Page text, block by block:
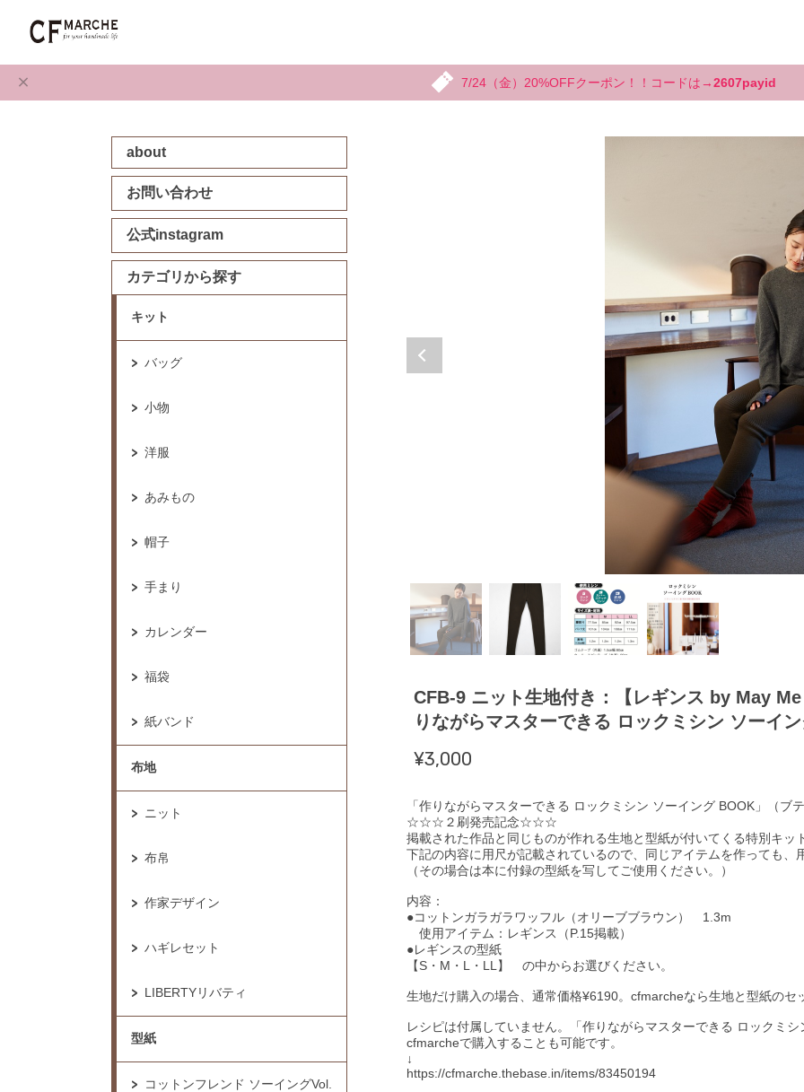
7/24（金）20%OFFクーポン！！コードは→2607payid
about
お問い合わせ
公式instagram
カテゴリから探す
キット
バッグ
小物
洋服
あみもの
帽子
手まり
カレンダー
福袋
紙バンド
布地
ニット
布帛
作家デザイン
ハギレセット
LIBERTYリバティ
型紙
コットンフレンド ソーイングVol.
CFB-9 ニット生地付き：【レギンス by May
りながらマスターできる ロックミシン ソーイ
¥3,000
「作りながらマスターできる ロックミシン ソーイング BOOK」（ブテ
☆☆☆２刷発売記念☆☆☆
掲載された作品と同じものが作れる生地と型紙が付いてくる特別キッ
下記の内容に用尺が記載されているので、同じアイテムを作っても、
（その場合は本に付録の型紙を写してご使用ください。）
内容：
●コットンガラガラワッフル（オリーブブラウン） 1.3m
使用アイテム：レギンス（P.15掲載）
●レギンスの型紙
【S・M・L・LL】 の中からお選びください。
生地だけ購入の場合、通常価格¥6190。cfmarcheなら生地と型紙のセ
レシピは付属していません。「作りながらマスターできる ロックミシ
cfmarcheで購入することも可能です。
↓
https://cfmarche.thebase.in/items/83450194